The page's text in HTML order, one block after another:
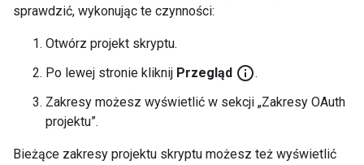
sprawdzić, wykonując te czynności:
Otwórz projekt skryptu.
Po lewej stronie kliknij Przegląd info_outline.
Zakresy możesz wyświetlić w sekcji „Zakresy OAuth
projektu”.
Bieżące zakresy projektu skryptu możesz też wyświetlić